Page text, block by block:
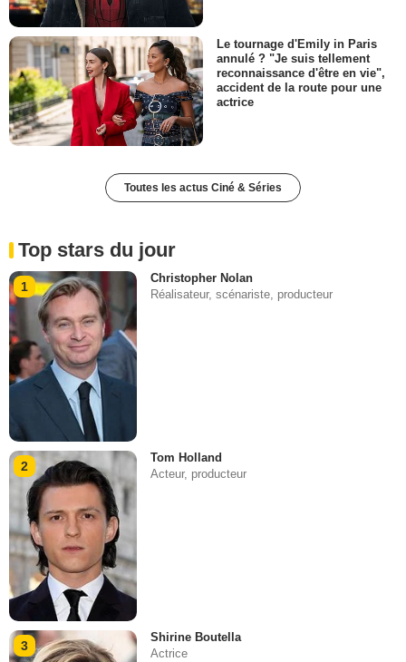
Le tournage d'Emily in Paris
annulé ? "Je suis tellement
reconnaissance d'être en vie",
accident de la route pour une
actrice
Toutes les actus Ciné & Séries
Top stars du jour
1
Christopher Nolan
Réalisateur, scénariste, producteur
2
Tom Holland
Acteur, producteur
3
Shirine Boutella
Actrice